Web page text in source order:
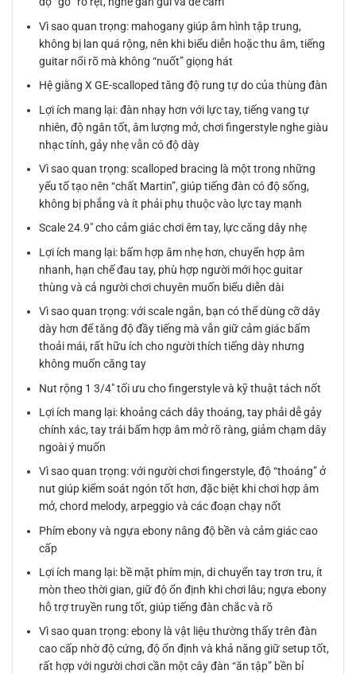
Vì sao quan trọng: mahogany giúp âm hình tập trung,
không bị lan quá rộng, nên khi biểu diễn hoặc thu âm, tiếng
guitar nổi rõ mà không “nuốt” giọng hát
Hệ giằng X GE-scalloped tăng độ rung tự do của thùng đàn
Lợi ích mang lại: đàn nhạy hơn với lực tay, tiếng vang tự
nhiên, độ ngân tốt, âm lượng mở, chơi fingerstyle nghe giàu
nhạc tính, gảy nhẹ vẫn có độ dày
Vì sao quan trọng: scalloped bracing là một trong những
yếu tố tạo nên “chất Martin”, giúp tiếng đàn có độ sống,
không bị phẳng và ít phải phụ thuộc vào lực tay mạnh
Scale 24.9″ cho cảm giác chơi êm tay, lực căng dây nhẹ
Lợi ích mang lại: bấm hợp âm nhẹ hơn, chuyển hợp âm
nhanh, hạn chế đau tay, phù hợp người mới học guitar
thùng và cả người chơi chuyên muốn biểu diễn dài
Vì sao quan trọng: với scale ngắn, bạn có thể dùng cỡ dây
dày hơn để tăng độ đầy tiếng mà vẫn giữ cảm giác bấm
thoải mái, rất hữu ích cho người thích tiếng dày nhưng
không muốn căng tay
Nut rộng 1 3/4″ tối ưu cho fingerstyle và kỹ thuật tách nốt
Lợi ích mang lại: khoảng cách dây thoáng, tay phải dễ gảy
chính xác, tay trái bấm hợp âm mở rõ ràng, giảm chạm dây
ngoài ý muốn
Vì sao quan trọng: với người chơi fingerstyle, độ “thoáng” ở
nut giúp kiểm soát ngón tốt hơn, đặc biệt khi chơi hợp âm
mở, chord melody, arpeggio và các đoạn chạy nốt
Phím ebony và ngựa ebony nâng độ bền và cảm giác cao
cấp
Lợi ích mang lại: bề mặt phím mịn, di chuyển tay trơn tru, ít
mòn theo thời gian, giữ độ ổn định khi chơi lâu; ngựa ebony
hỗ trợ truyền rung tốt, giúp tiếng đàn chắc và rõ
Vì sao quan trọng: ebony là vật liệu thường thấy trên đàn
cao cấp nhờ độ cứng, độ ổn định và khả năng giữ setup tốt,
rất hợp với người chơi cần một cây đàn “ăn tập” bền bỉ